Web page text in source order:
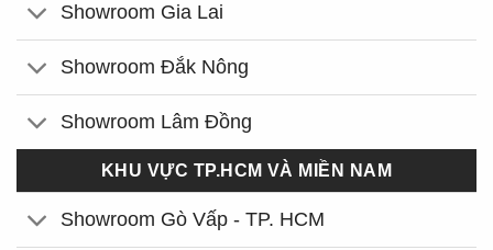
Showroom Gia Lai
Showroom Đắk Nông
Showroom Lâm Đồng
KHU VỰC TP.HCM VÀ MIỀN NAM
Showroom Gò Vấp - TP. HCM